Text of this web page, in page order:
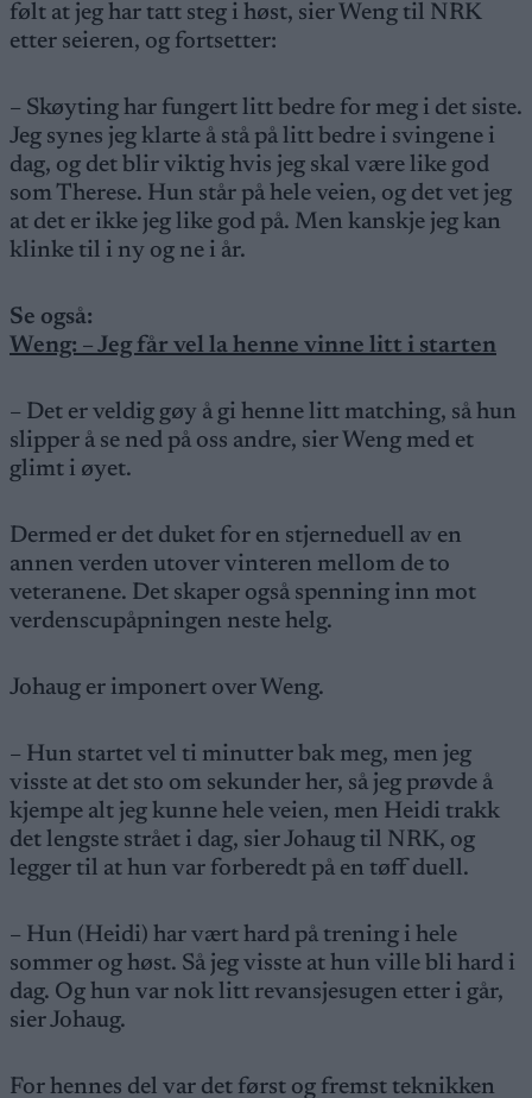
følt at jeg har tatt steg i høst, sier Weng til NRK
etter seieren, og fortsetter:
– Skøyting har fungert litt bedre for meg i det siste.
Jeg synes jeg klarte å stå på litt bedre i svingene i
dag, og det blir viktig hvis jeg skal være like god
som Therese. Hun står på hele veien, og det vet jeg
at det er ikke jeg like god på. Men kanskje jeg kan
klinke til i ny og ne i år.
Se også:
Weng: – Jeg får vel la henne vinne litt i starten
– Det er veldig gøy å gi henne litt matching, så hun
slipper å se ned på oss andre, sier Weng med et
glimt i øyet.
Dermed er det duket for en stjerneduell av en
annen verden utover vinteren mellom de to
veteranene. Det skaper også spenning inn mot
verdenscupåpningen neste helg.
Johaug er imponert over Weng.
– Hun startet vel ti minutter bak meg, men jeg
visste at det sto om sekunder her, så jeg prøvde å
kjempe alt jeg kunne hele veien, men Heidi trakk
det lengste strået i dag, sier Johaug til NRK, og
legger til at hun var forberedt på en tøff duell.
– Hun (Heidi) har vært hard på trening i hele
sommer og høst. Så jeg visste at hun ville bli hard i
dag. Og hun var nok litt revansjesugen etter i går,
sier Johaug.
For hennes del var det først og fremst teknikken